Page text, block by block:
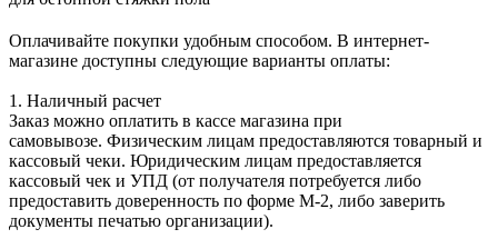
Оплачивайте покупки удобным способом. В интернет-
магазине доступны следующие варианты оплаты:
1. Наличный расчет
Заказ можно оплатить в кассе магазина при
самовывозе. Физическим лицам предоставляются товарный и
кассовый чеки. Юридическим лицам предоставляется
кассовый чек и УПД (от получателя потребуется либо
предоставить доверенность по форме М-2, либо заверить
документы печатью организации).